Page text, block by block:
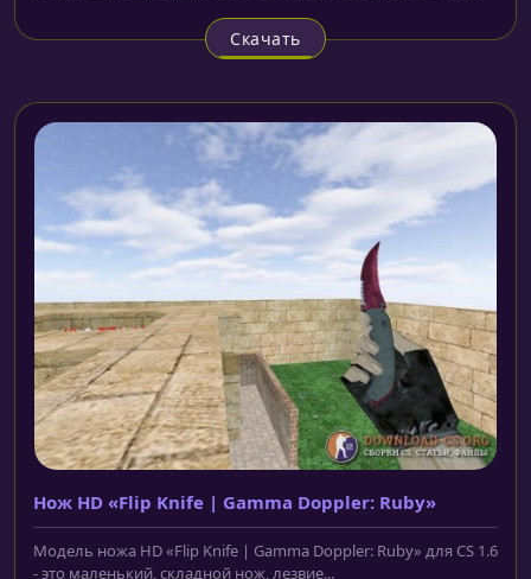
Скачать
Нож HD «Flip Knife | Gamma Doppler: Ruby»
Модель ножа HD «Flip Knife | Gamma Doppler: Ruby» для CS 1.6
- это маленький, складной нож, лезвие...